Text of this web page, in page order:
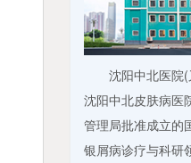
沈阳中北医院(
沈阳中北皮肤病医
管理局批准成立的
银屑病诊疗与科研